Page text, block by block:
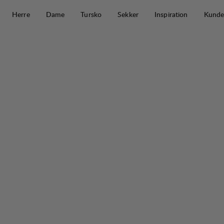
Herre
Dame Tursko Sekker Inspiration